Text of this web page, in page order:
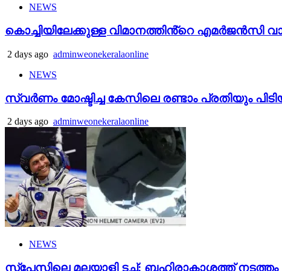
NEWS
കൊച്ചിയിലേക്കുള്ള വിമാനത്തിൻ്റെ എമര്‍ജന്‍സി
2 days ago adminweonekeralaonline
NEWS
സ്വർണം മോഷ്ടിച്ച കേസിലെ രണ്ടാം പ്രതിയും
2 days ago adminweonekeralaonline
NEWS
സ്‌പേസിലെ മലയാളി ടച്ച്; ബഹിരാകാശത്ത്